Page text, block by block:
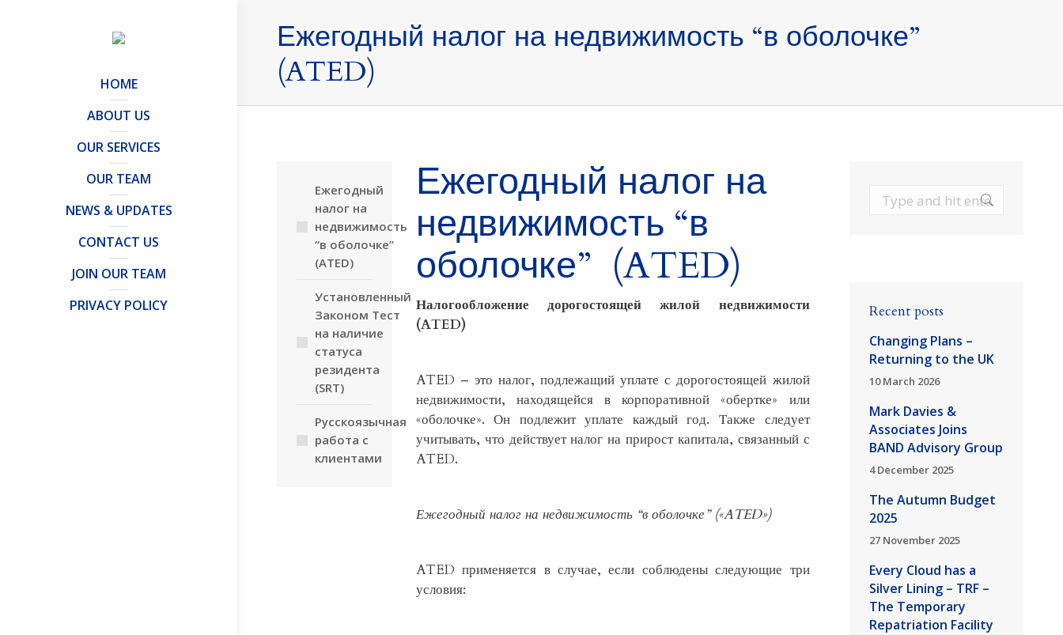
HOME
ABOUT US
OUR SERVICES
OUR TEAM
NEWS & UPDATES
CONTACT US
JOIN OUR TEAM
PRIVACY POLICY
Ежегодный налог на недвижимость “в оболочке”
(ATED)
Ежегодный
налог на
недвижимость
“в оболочке”
(ATED)
Установленный
Законом Tест
на наличие
статуса
резидента
(SRT)
Русскоязычная
работа с
клиентами
Ежегодный налог на
недвижимость “в
оболочке” (ATED)
Налогообложение дорогостоящей жилой недвижимости
(ATED)
ATED – это налог, подлежащий уплате с дорогостоящей жилой
недвижимости, находящейся в корпоративной «обертке» или
«оболочке». Он подлежит уплате каждый год. Также следует
учитывать, что действует налог на прирост капитала, связанный с
ATED.
Ежегодный налог на недвижимость “в оболочке” («ATED»)
ATED применяется в случае, если соблюдены следующие три
условия:
Search:
Recent posts
Changing Plans –
Returning to the UK
10 March 2026
Mark Davies &
Associates Joins
BAND Advisory Group
4 December 2025
The Autumn Budget
2025
27 November 2025
Every Cloud has a
Silver Lining – TRF –
The Temporary
Repatriation Facility